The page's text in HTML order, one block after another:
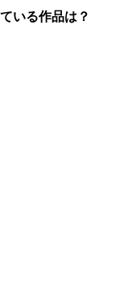
いる作品は？